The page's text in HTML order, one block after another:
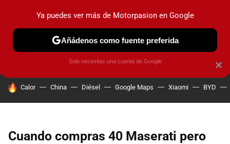
PRUEBAS COCHES ELÉCTRICOS OBSERVATORIO
HOY SE HABLA DE
Calor China Diésel Google Maps Xiaomi BYD
Cuando compras 40 Maserati pero
×
Ya puedes ver más de Motorpasion en Google
Añádenos como fuente preferida
Solo necesitas una cuenta de Google